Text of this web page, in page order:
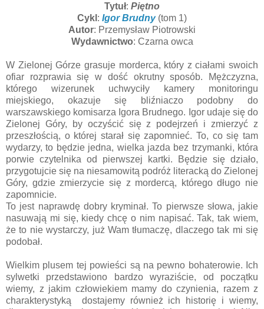
Tytuł: Piętno
Cykl : Igor Brudny (tom 1)
Autor: Przemysław Piotrowski
Wydawnictwo: Czarna owca
W Zielonej Górze grasuje morderca, który z ciałami swoich
ofiar rozprawia się w dość okrutny sposób. Mężczyzna,
którego wizerunek uchwyciły kamery monitoringu
miejskiego, okazuje się bliźniaczo podobny do
warszawskiego komisarza Igora Brudnego. Igor udaje się do
Zielonej Góry, by oczyścić się z podejrzeń i zmierzyć z
przeszłością, o której starał się zapomnieć. To, co się tam
wydarzy, to będzie jedna, wielka jazda bez trzymanki, która
porwie czytelnika od pierwszej kartki. Będzie się działo,
przygotujcie się na niesamowitą podróż literacką do Zielonej
Góry, gdzie zmierzycie się z mordercą, którego długo nie
zapomnicie.
To jest naprawdę dobry kryminał. To pierwsze słowa, jakie
nasuwają mi się, kiedy chcę o nim napisać. Tak, tak wiem,
że to nie wystarczy, już Wam tłumaczę, dlaczego tak mi się
podobał.
Wielkim plusem tej powieści są na pewno bohaterowie. Ich
sylwetki przedstawiono bardzo wyraziście, od początku
wiemy, z jakim człowiekiem mamy do czynienia, razem z
charakterystyką dostajemy również ich historię i wiemy,